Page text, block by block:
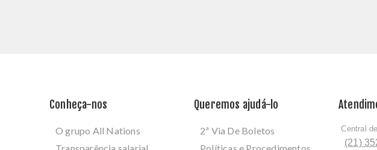
Conheça-nos
O grupo All Nations
Queremos ajudá-lo
2ª Via De Boletos
ﾠCentral
(21)